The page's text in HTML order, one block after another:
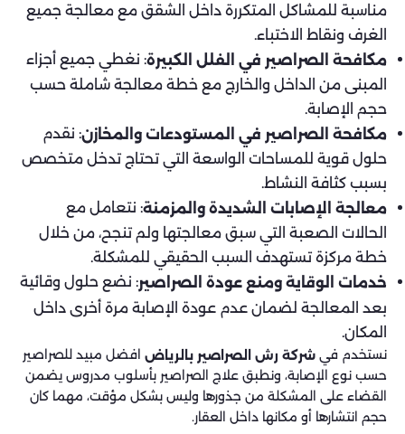
مناسبة للمشاكل المتكررة داخل الشقق مع معالجة جميع
الغرف ونقاط الاختباء.
مكافحة الصراصير في الفلل الكبيرة: نغطي جميع أجزاء
المبنى من الداخل والخارج مع خطة معالجة شاملة حسب
حجم الإصابة.
مكافحة الصراصير في المستودعات والمخازن: نقدم
حلول قوية للمساحات الواسعة التي تحتاج تدخل متخصص
بسبب كثافة النشاط.
معالجة الإصابات الشديدة والمزمنة: نتعامل مع
الحالات الصعبة التي سبق معالجتها ولم تنجح، من خلال
خطة مركزة تستهدف السبب الحقيقي للمشكلة.
خدمات الوقاية ومنع عودة الصراصير: نضع حلول وقائية
بعد المعالجة لضمان عدم عودة الإصابة مرة أخرى داخل
المكان.
نستخدم في شركة رش الصراصير بالرياضافضل مبيد للصراصير
حسب نوع الإصابة، ونطبق علاج الصراصير بأسلوب مدروس يضمن
القضاء على المشكلة من جذورها وليس بشكل مؤقت، مهما كان
حجم انتشارها أو مكانها داخل العقار.